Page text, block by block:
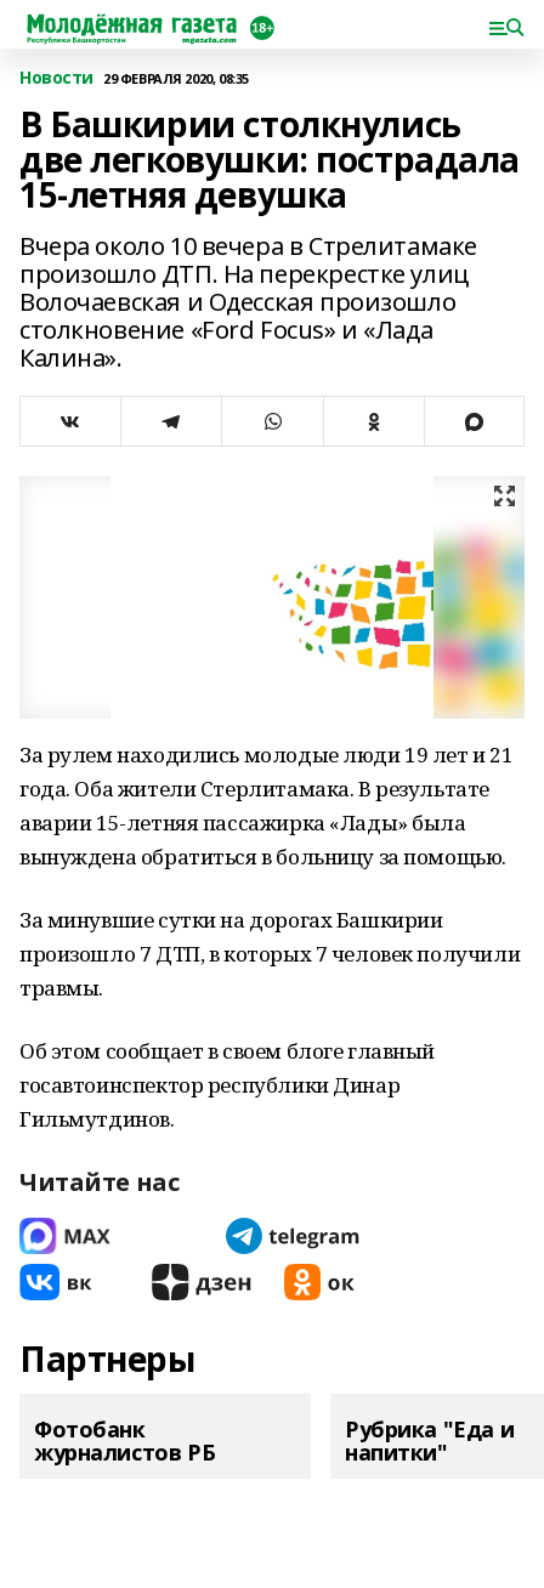
Новости 29 ФЕВРАЛЯ 2020, 08:35
В Башкирии столкнулись
две легковушки: пострадала
15-летняя девушка
Вчера около 10 вечера в Стрелитамаке
произошло ДТП. На перекрестке улиц
Волочаевская и Одесская произошло
столкновение «Ford Focus» и «Лада
Калина».
За рулем находились молодые люди 19 лет и 21
года. Оба жители Стерлитамака. В результате
аварии 15-летняя пассажирка «Лады» была
вынуждена обратиться в больницу за помощью.
За минувшие сутки на дорогах Башкирии
произошло 7 ДТП, в которых 7 человек получили
травмы.
Об этом сообщает в своем блоге главный
госавтоинспектор республики Динар
Гильмутдинов.
Читайте нас
Партнеры
Фотобанк
журналистов РБ
Рубрика "Еда и
напитки"